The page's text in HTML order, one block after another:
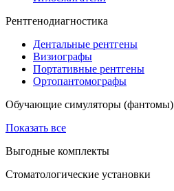
Рентгенодиагностика
Дентальные рентгены
Визиографы
Портативные рентгены
Ортопантомографы
Обучающие симуляторы (фантомы)
Показать все
Выгодные комплекты
Стоматологические установки